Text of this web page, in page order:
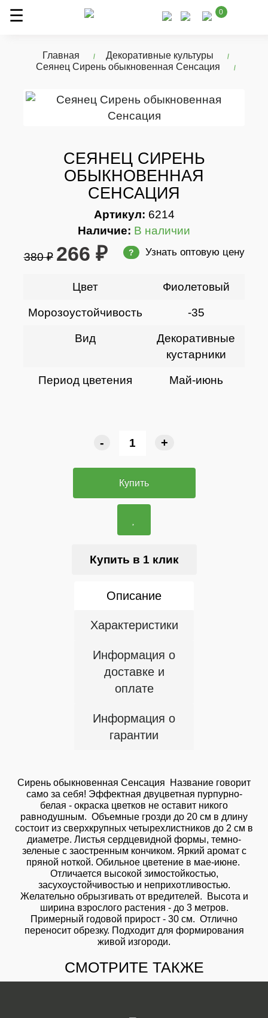
0
Главная
Декоративные культуры
Сеянец Сирень обыкновенная Сенсация
СЕЯНЕЦ СИРЕНЬ
ОБЫКНОВЕННАЯ
СЕНСАЦИЯ
Артикул: 6214
Наличие: В наличии
380 ₽ 266 ₽ ? Узнать оптовую цену
Цвет Фиолетовый
Морозоустойчивость -35
Вид
Декоративные
кустарники
Период цветения Май-июнь
- +
Купить
Купить в 1 клик
Описание
Характеристики
Информация о
доставке и
оплате
Информация о
гарантии
Сирень обыкновенная Сенсация Название говорит
само за себя! Эффектная двуцветная пурпурно-
белая - окраска цветков не оставит никого
равнодушным. Объемные грозди до 20 см в длину
состоит из сверхкрупных четырехлистников до 2 см в
диаметре. Листья сердцевидной формы, темно-
зеленые с заостренным кончиком. Яркий аромат с
пряной ноткой. Обильное цветение в мае-июне.
Отличается высокой зимостойкостью,
засухоустойчивостью и неприхотливостью.
Желательно обрызгивать от вредителей. Высота и
ширина взрослого растения - до 3 метров.
Примерный годовой прирост - 30 см. Отлично
переносит обрезку. Подходит для формирования
живой изгороди.
СМОТРИТЕ ТАКЖЕ